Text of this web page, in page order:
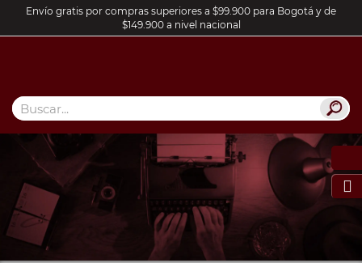
Envío gratis por compras superiores a $99.900 para Bogotá y de
$149.900 a nivel nacional
